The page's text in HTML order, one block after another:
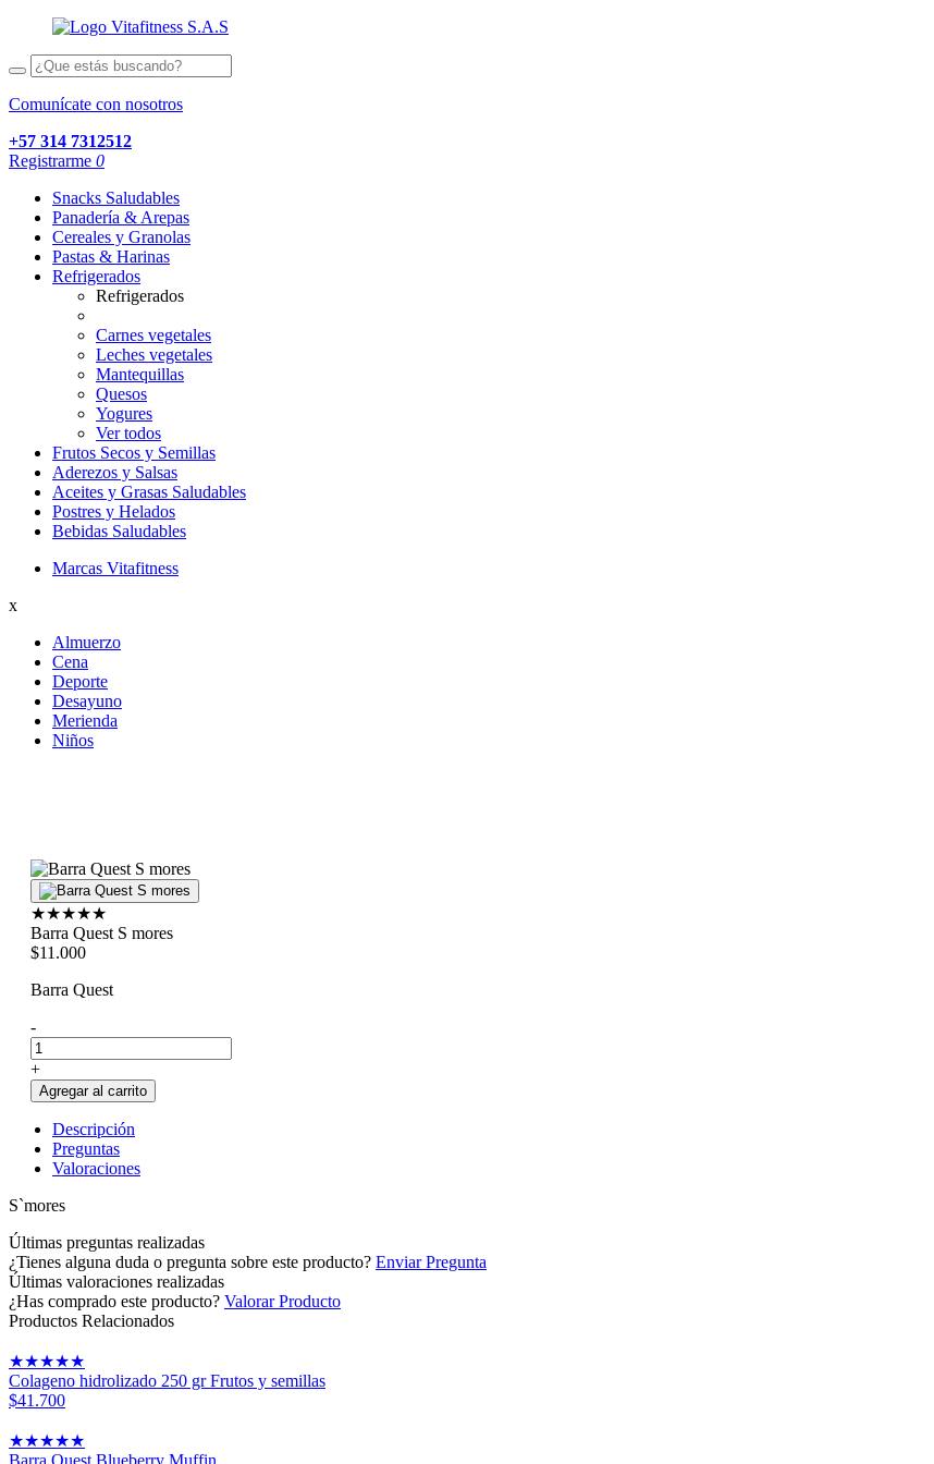
Comunícate con nosotros
+57 314 7312512
Registrarme 0
Snacks Saludables
Panadería & Arepas
Cereales y Granolas
Pastas & Harinas
Refrigerados
Refrigerados
Carnes vegetales
Leches vegetales
Mantequillas
Quesos
Yogures
Ver todos
Frutos Secos y Semillas
Aderezos y Salsas
Aceites y Grasas Saludables
Postres y Helados
Bebidas Saludables
Marcas Vitafitness
x
Almuerzo
Cena
Deporte
Desayuno
Merienda
Niños
★★★★★
Barra Quest S mores
$11.000
Barra Quest
-
+
Agregar al carrito
Descripción
Preguntas
Valoraciones
S`mores
Últimas preguntas realizadas
¿Tienes alguna duda o pregunta sobre este producto? Enviar Pregunta
Últimas valoraciones realizadas
¿Has comprado este producto? Valorar Producto
Productos Relacionados
★★★★★
Colageno hidrolizado 250 gr Frutos y semillas
$41.700
★★★★★
Barra Quest Blueberry Muffin